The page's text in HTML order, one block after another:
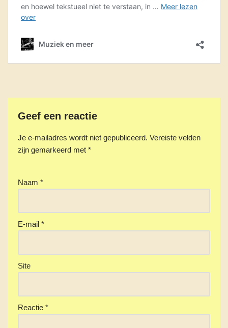
Geef een reactie
Je e-mailadres wordt niet gepubliceerd. Vereiste velden
zijn gemarkeerd met *
Naam *
E-mail *
Site
Reactie *